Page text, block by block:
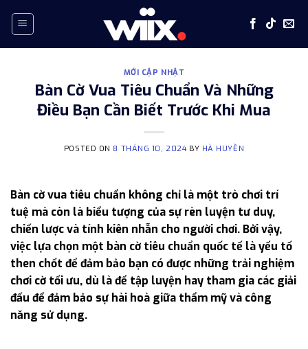
MỚI CẬP NHẬT
Bàn Cờ Vua Tiêu Chuẩn Và Những
Điều Bạn Cần Biết Trước Khi Mua
POSTED ON 8 THÁNG 10, 2024 BY HÀ HUYỀN
Bàn cờ vua tiêu chuẩn không chỉ là một trò chơi trí
tuệ mà còn là biểu tượng của sự rèn luyện tư duy,
chiến lược và tính kiên nhẫn cho người chơi. Bởi vậy,
việc lựa chọn một bàn cờ tiêu chuẩn quốc tế là yếu tố
then chốt để đảm bảo bạn có được những trải nghiệm
chơi cờ tối ưu, dù là để tập luyện hay tham gia các giải
đấu để đảm bảo sự hài hoà giữa thẩm mỹ và công
năng sử dụng.